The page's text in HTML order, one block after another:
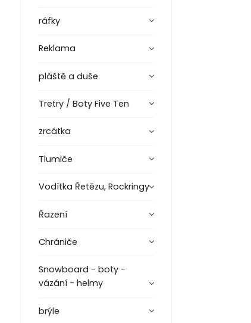
ráfky
Reklama
pláště a duše
Tretry / Boty Five Ten
zrcátka
Tlumiče
Vodítka Řetězu, Rockringy
Řazení
Chrániče
Snowboard - boty -
vázání - helmy
brýle